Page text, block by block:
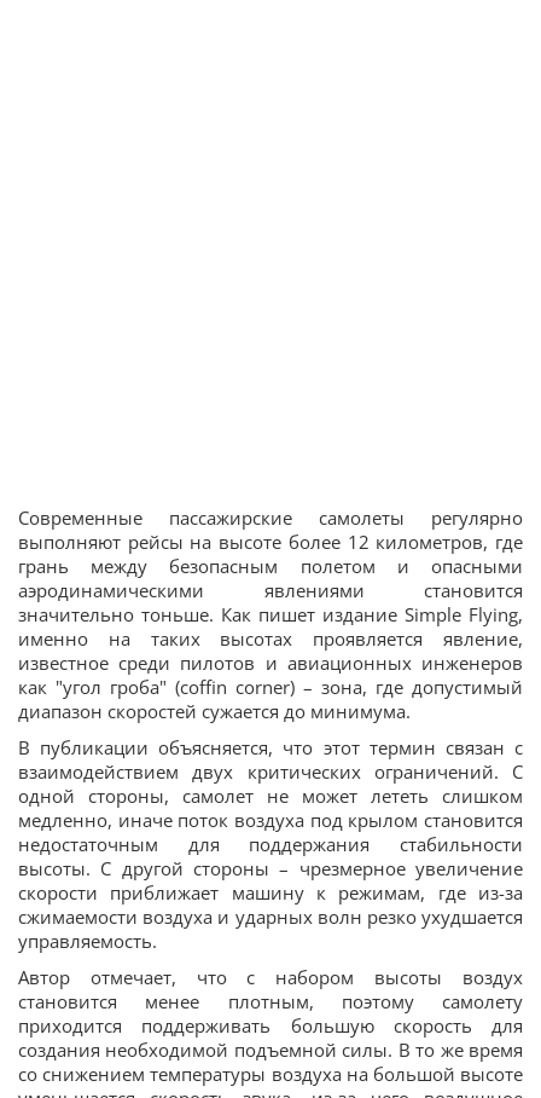
Современные пассажирские самолеты регулярно
выполняют рейсы на высоте более 12 километров, где
грань между безопасным полетом и опасными
аэродинамическими явлениями становится
значительно тоньше. Как пишет издание Simple Flying,
именно на таких высотах проявляется явление,
известное среди пилотов и авиационных инженеров
как "угол гроба" (coffin corner) – зона, где допустимый
диапазон скоростей сужается до минимума.
В публикации объясняется, что этот термин связан с
взаимодействием двух критических ограничений. С
одной стороны, самолет не может лететь слишком
медленно, иначе поток воздуха под крылом становится
недостаточным для поддержания стабильности
высоты. С другой стороны – чрезмерное увеличение
скорости приближает машину к режимам, где из-за
сжимаемости воздуха и ударных волн резко ухудшается
управляемость.
Автор отмечает, что с набором высоты воздух
становится менее плотным, поэтому самолету
приходится поддерживать большую скорость для
создания необходимой подъемной силы. В то же время
со снижением температуры воздуха на большой высоте